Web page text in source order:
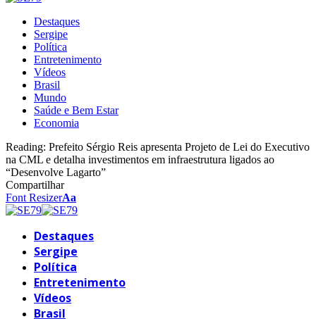
Destaques
Sergipe
Política
Entretenimento
Vídeos
Brasil
Mundo
Saúde e Bem Estar
Economia
Reading: Prefeito Sérgio Reis apresenta Projeto de Lei do Executivo
na CML e detalha investimentos em infraestrutura ligados ao
“Desenvolve Lagarto”
Compartilhar
Font ResizerAa
Destaques
Sergipe
Política
Entretenimento
Vídeos
Brasil